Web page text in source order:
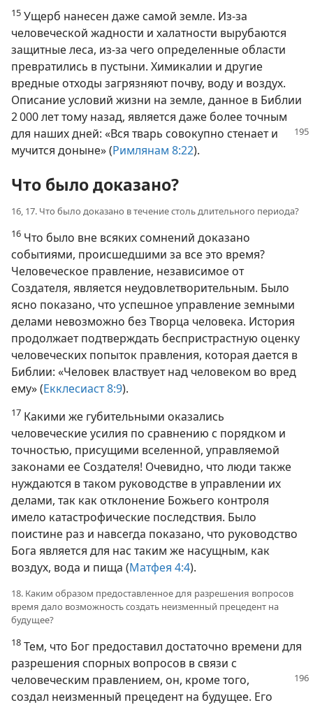
15 Ущерб нанесен даже самой земле. Из-за
человеческой жадности и халатности вырубаются
защитные леса, из-за чего определенные области
превратились в пустыни. Химикалии и другие
вредные отходы загрязняют почву, воду и воздух.
Описание условий жизни на земле, данное в Библии
2 000 лет тому назад, является даже более точным
для наших дней: «Вся тварь совокупно стенает и
мучится доныне» (Римлянам 8:22).
Что было доказано?
16, 17. Что было доказано в течение столь длительного периода?
16 Что было вне всяких сомнений доказано
событиями, происшедшими за все это время?
Человеческое правление, независимое от
Создателя, является неудовлетворительным. Было
ясно показано, что успешное управление земными
делами невозможно без Творца человека. История
продолжает подтверждать беспристрастную оценку
человеческих попыток правления, которая дается в
Библии: «Человек властвует над человеком во вред
ему» (Екклесиаст 8:9).
17 Какими же губительными оказались
человеческие усилия по сравнению с порядком и
точностью, присущими вселенной, управляемой
законами ее Создателя! Очевидно, что люди также
нуждаются в таком руководстве в управлении их
делами, так как отклонение Божьего контроля
имело катастрофические последствия. Было
поистине раз и навсегда показано, что руководство
Бога является для нас таким же насущным, как
воздух, вода и пища (Матфея 4:4).
18. Каким образом предоставленное для разрешения вопросов
время дало возможность создать неизменный прецедент на
будущее?
18 Тем, что Бог предоставил достаточно времени для
разрешения спорных вопросов в связи с
человеческим правлением, он, кроме того,
создал неизменный прецедент на будущее. Его